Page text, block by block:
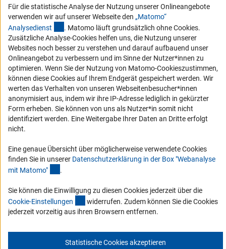
Vergabeverfahren
Barrierefreiheit
Service und Informationen für Menschen mit Behinderungen
Erklärung zur Barrierefreiheit
Barriere melden
DFG-aktuell
Erhalten Sie Neuigkeiten aus der DFG direkt in Ihr Mailpostfach oder
schauen Sie sich die Ausgaben online an.
Zum Newsletter
© 2026 DFG
Impressum Datenschutz Cookie-Einstellungen
Für die statistische Analyse der Nutzung unserer Onlineangebote
verwenden wir auf unserer Webseite den „Matomo“
Analysedienst (externer Link)
. Matomo läuft grundsätzlich ohne Cookies.
Zusätzliche Analyse-Cookies helfen uns, die Nutzung unserer
Websites noch besser zu verstehen und darauf aufbauend unser
Onlineangebot zu verbessern und im Sinne der Nutzer*innen zu
optimieren. Wenn Sie der Nutzung von Matomo-Cookieszustimmen,
können diese Cookies auf Ihrem Endgerät gespeichert werden. Wir
werten das Verhalten von unseren Webseitenbesucher*innen
anonymisiert aus, indem wir ihre IP-Adresse lediglich in gekürzter
Form erheben. Sie können von uns als Nutzer*in somit nicht
identifiziert werden. Eine Weitergabe Ihrer Daten an Dritte erfolgt
nicht.
Eine genaue Übersicht über möglicherweise verwendete Cookies
finden Sie in unserer Datenschutzerklärung in der Box "Webanalyse
mit Matomo" .
Sie können die Einwilligung zu diesen Cookies jederzeit über die
Cookie-Einstellungen (interner Link)
widerrufen. Zudem können Sie die Cookies
jederzeit vorzeitig aus ihren Browsern entfernen.
Statistische Cookies akzeptieren